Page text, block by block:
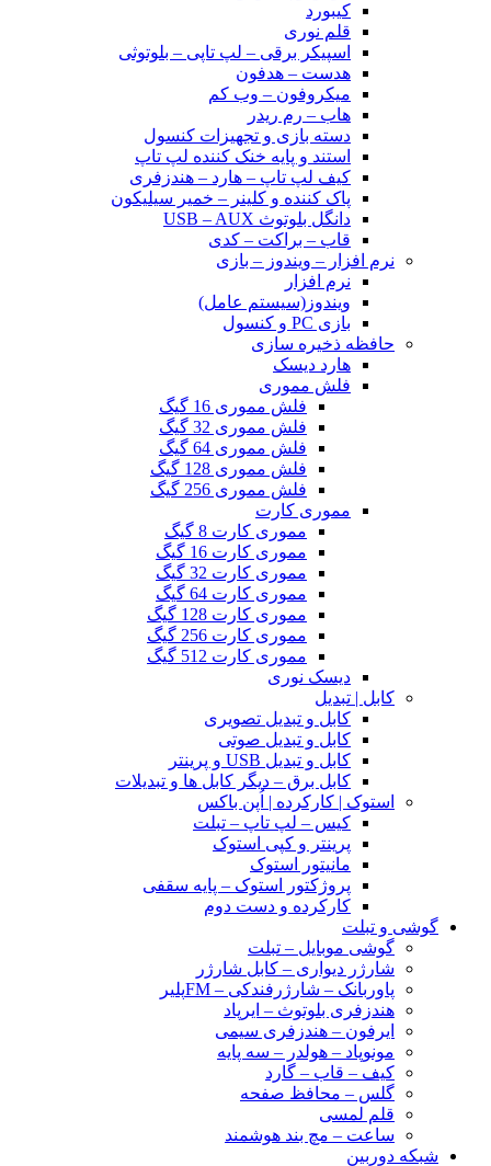
کیبورد
قلم نوری
اسپیکر برقی – لپ تاپی – بلوتوثی
هدست – هدفون
میکروفون – وب کم
هاب – رم ریدر
دسته بازی و تجهیزات کنسول
استند و پایه خنک کننده لپ تاپ
کیف لپ تاپ – هارد – هندزفری
پاک کننده و کلینر – خمیر سیلیکون
دانگل بلوتوث USB – AUX
قاب – براکت – کدی
نرم افزار – ویندوز – بازی
نرم افزار
ویندوز(سیستم عامل)
بازی PC و کنسول
حافظه ذخیره سازی
هارد دیسک
فلش مموری
فلش مموری 16 گیگ
فلش مموری 32 گیگ
فلش مموری 64 گیگ
فلش مموری 128 گیگ
فلش مموری 256 گیگ
مموری کارت
مموری کارت 8 گیگ
مموری کارت 16 گیگ
مموری کارت 32 گیگ
مموری کارت 64 گیگ
مموری کارت 128 گیگ
مموری کارت 256 گیگ
مموری کارت 512 گیگ
دیسک نوری
کابل | تبدیل
کابل و تبدیل تصویری
کابل و تبدیل صوتی
کابل و تبدیل USB و پرینتر
کابل برق – دیگر کابل ها و تبدیلات
استوک | کارکرده | اُپن باکس
کیس – لپ تاپ – تبلت
پرینتر و کپی استوک
مانیتور استوک
پروژکتور استوک – پایه سقفی
کارکرده و دست دوم
گوشی و تبلت
گوشی موبایل – تبلت
شارژر دیواری – کابل شارژر
پاوربانک – شارژرفندکی – FMپلیر
هندزفری بلوتوث – ایرپاد
ایرفون – هندزفری سیمی
مونوپاد – هولدر – سه پایه
کیف – قاب – گارد
گلس – محافظ صفحه
قلم لمسی
ساعت – مچ بند هوشمند
شبکه دوربین